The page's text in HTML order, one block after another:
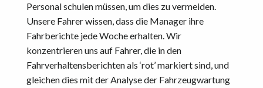
Personal schulen müssen, um dies zu vermeiden.
Unsere Fahrer wissen, dass die Manager ihre
Fahrberichte jede Woche erhalten. Wir
konzentrieren uns auf Fahrer, die in den
Fahrverhaltensberichten als ‘rot’ markiert sind, und
gleichen dies mit der Analyse der Fahrzeugwartung